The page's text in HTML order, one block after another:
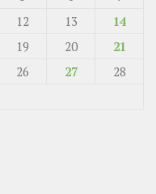
12 13
14
19 20
21
26 27
28